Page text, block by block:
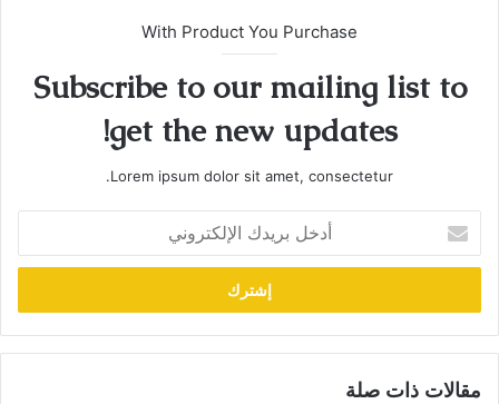
With Product You Purchase
Subscribe to our mailing list to
get the new updates!
Lorem ipsum dolor sit amet, consectetur.
بريدك
الإلكتروني
مقالات ذات صلة